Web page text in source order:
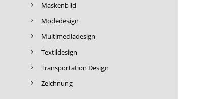
Maskenbild
Modedesign
Multimediadesign
Textildesign
Transportation Design
Zeichnung